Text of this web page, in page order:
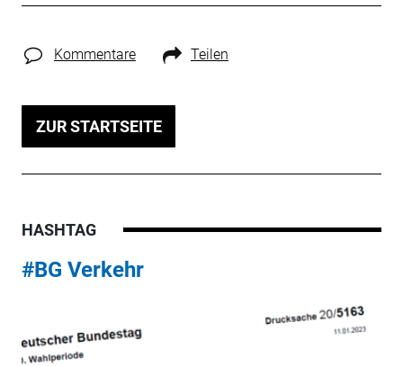
Kommentare Teilen
ZUR STARTSEITE
HASHTAG
#BG Verkehr